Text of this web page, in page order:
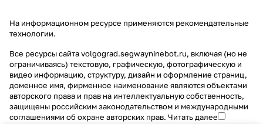
На информационном ресурсе применяются рекомендательные
технологии.
Все ресурсы сайта volgograd.segwayninebot.ru, включая (но не
ограничиваясь) текстовую, графическую, фотографическую и
видео информацию, структуру, дизайн и оформление страниц,
доменное имя, фирменное наименование являются объектами
авторского права и прав на интеллектуальную собственность,
защищены российским законодательством и международными
соглашениями об охране авторских прав. Читать далее